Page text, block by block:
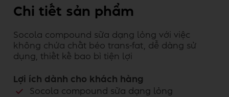
Chi tiết sản phẩm
Socola compound sữa dạng lỏng với việc
không chứa chất béo trans-fat, dễ dàng sử
dụng, thiết kế bao bì tiện lợi
Lợi ích dành cho khách hàng
Socola compound sữa dạng lỏng